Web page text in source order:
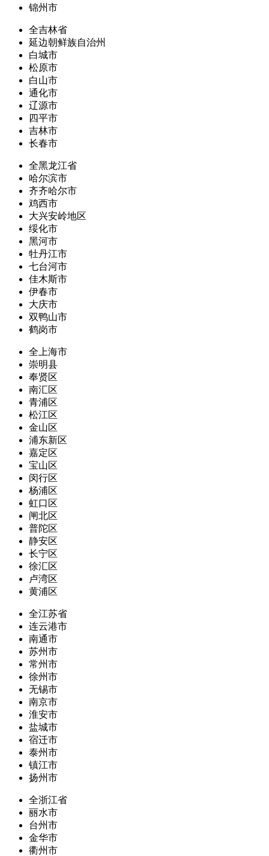
锦州市
全吉林省
延边朝鲜族自治州
白城市
松原市
白山市
通化市
辽源市
四平市
吉林市
长春市
全黑龙江省
哈尔滨市
齐齐哈尔市
鸡西市
大兴安岭地区
绥化市
黑河市
牡丹江市
七台河市
佳木斯市
伊春市
大庆市
双鸭山市
鹤岗市
全上海市
崇明县
奉贤区
南汇区
青浦区
松江区
金山区
浦东新区
嘉定区
宝山区
闵行区
杨浦区
虹口区
闸北区
普陀区
静安区
长宁区
徐汇区
卢湾区
黄浦区
全江苏省
连云港市
南通市
苏州市
常州市
徐州市
无锡市
南京市
淮安市
盐城市
宿迁市
泰州市
镇江市
扬州市
全浙江省
丽水市
台州市
金华市
衢州市